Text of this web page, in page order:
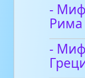
-
Рима
-